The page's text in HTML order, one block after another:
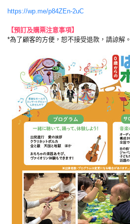
https://wp.me/p84ZEn-2uC
【預訂及購票注意事項】
*為了顧客的方便，恕不接受退款，請諒解。